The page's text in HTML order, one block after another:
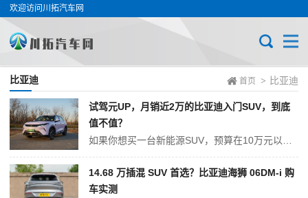
欢迎访问川拓汽车网
首页 > 比亚迪
比亚迪
试驾元UP，月销近2万的比亚迪入门SUV，到底
值不值？
14.68 万插混 SUV 首选？比亚迪海狮 06DM-i 购
车实测